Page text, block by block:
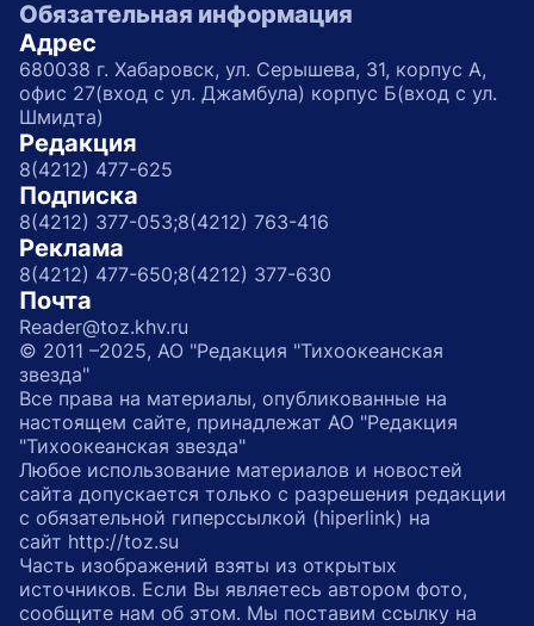
Обязательная информация
Адрес
680038 г. Хабаровск, ул. Серышева, 31, корпус А,
офис 27(вход с ул. Джамбула) корпус Б(вход с ул.
Шмидта)
Редакция
8(4212) 477-625
Подписка
8(4212) 377-053;8(4212) 763-416
Реклама
8(4212) 477-650;8(4212) 377-630
Почта
Reader@toz.khv.ru
© 2011 –2025, АО "Редакция "Тихоокеанская
звезда"
Все права на материалы, опубликованные на
настоящем сайте, принадлежат АО "Редакция
"Тихоокеанская звезда"
Любое использование материалов и новостей
сайта допускается только с разрешения редакции
с обязательной гиперссылкой (hiperlink) на
сайт http://toz.su
Часть изображений взяты из открытых
источников. Если Вы являетесь автором фото,
сообщите нам об этом. Мы поставим ссылку на